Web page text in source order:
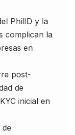
PhilID y la
complican la
en
post-
de
inicial en